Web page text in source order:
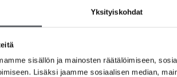
Yksityiskohdat
sisällön ja mainosten räätälöimiseen,
Lisäksi jaamme sosiaalisen median,